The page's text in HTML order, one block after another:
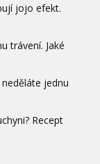
jojo efekt.
trávení. Jaké
jednu
Recept